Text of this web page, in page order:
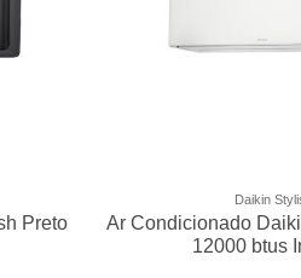
Preto
Daikin
Ar Condicionado
12000 btus